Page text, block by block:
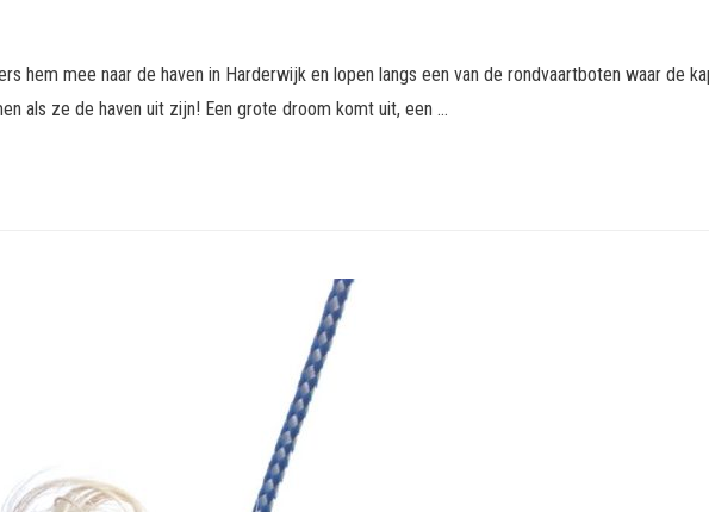
hem mee naar de haven in Harderwijk en lopen langs een van de rondvaartboten waar de
als ze de haven uit zijn! Een grote droom komt uit, een …